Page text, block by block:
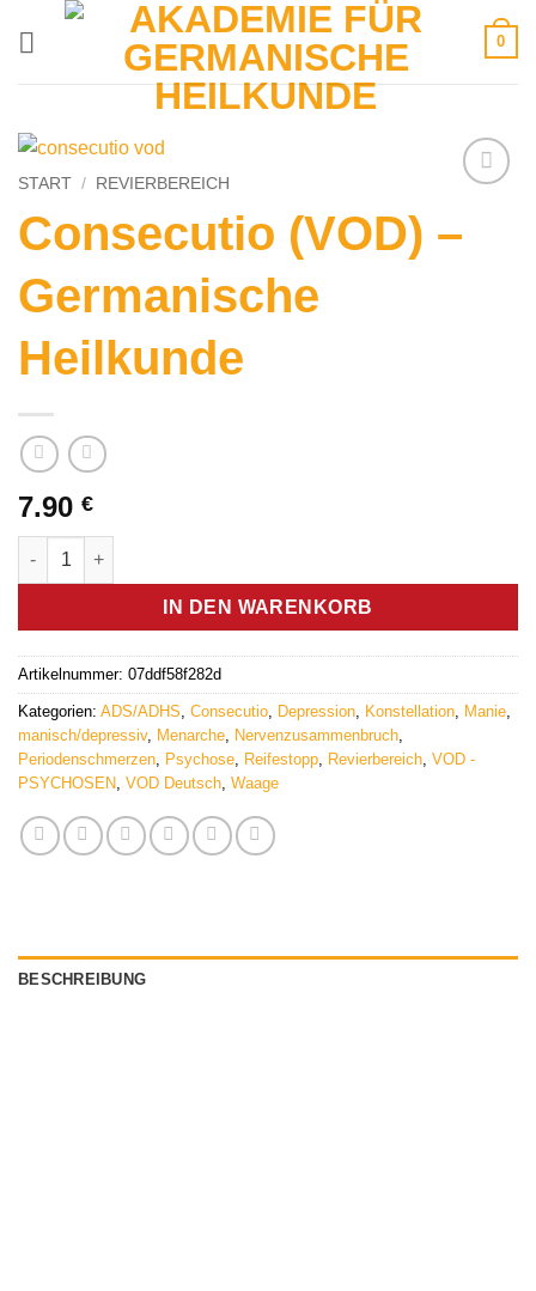
0
START / REVIERBEREICH
Consecutio (VOD) –
Germanische
Heilkunde
7.90 €
Consecutio (VOD) - Germanische Heilkunde Menge
IN DEN WARENKORB
Artikelnummer: 07ddf58f282d
Kategorien: ADS/ADHS Consecutio Depression Konstellation Manie
manisch/depressiv, Menarche Nervenzusammenbruch
Periodenschmerzen Psychose Reifestopp Revierbereich VOD -
PSYCHOSEN VOD Deutsch Waage
BESCHREIBUNG